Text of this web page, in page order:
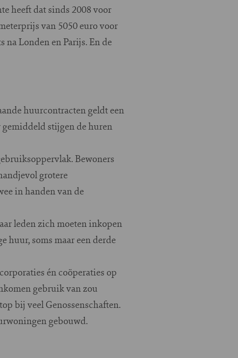
heeft dat sinds 2008 voor
van 5050 euro voor
Londen en Parijs. En de
huurcontracten geldt een
stijgen de huren
Bewoners
grotere
in handen van de
leden zich moeten inkopen
huur, soms maar een derde
én coöperaties op
gebruik van zou
bij veel Genossenschaften.
gebouwd.